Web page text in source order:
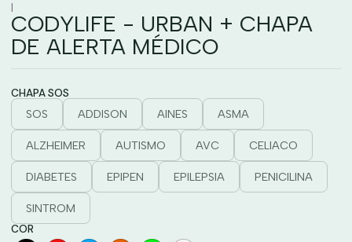
|
CODYLIFE - URBAN + CHAPA
DE ALERTA MÉDICO
CHAPA SOS
SOS ADDISON AINES ASMA
ALZHEIMER AUTISMO AVC CELIACO
DIABETES EPIPEN EPILEPSIA PENICILINA
SINTROM
COR